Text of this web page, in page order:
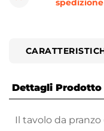
spedizione
Dettagli Prodotto
Il tavolo da pranzo